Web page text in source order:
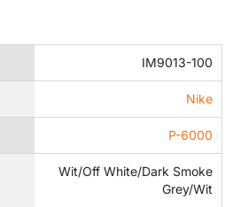
IM9013-100
Nike
P-6000
Wit/Off White/Dark Smoke
Grey/Wit